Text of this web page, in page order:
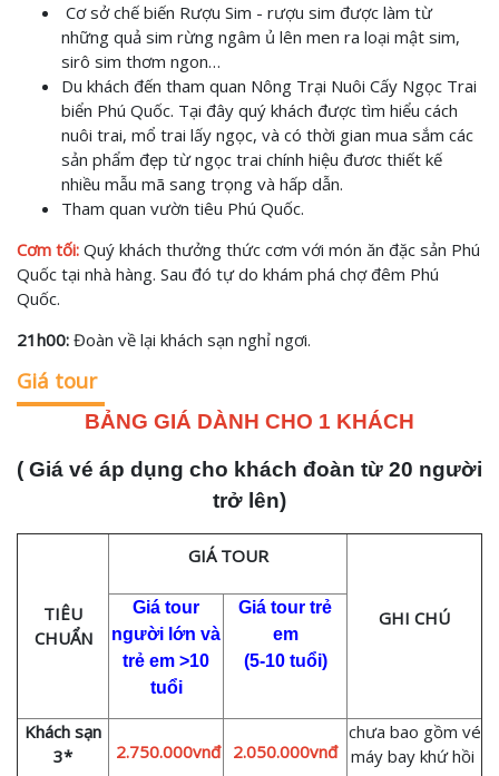
Cơ sở chế biến Rượu Sim - rượu sim được làm từ
những quả sim rừng ngâm ủ lên men ra loại mật sim,
sirô sim thơm ngon…
Du khách đến tham quan Nông Trại Nuôi Cấy Ngọc Trai
biển Phú Quốc. Tại đây quý khách được tìm hiểu cách
nuôi trai, mổ trai lấy ngọc, và có thời gian mua sắm các
sản phẩm đẹp từ ngọc trai chính hiệu đươc thiết kế
nhiều mẫu mã sang trọng và hấp dẫn.
Tham quan vườn tiêu Phú Quốc.
Cơm tối: Quý khách thưởng thức cơm với món ăn đặc sản Phú
Quốc tại nhà hàng. Sau đó tự do khám phá chợ đêm Phú
Quốc.
21h00: Đoàn về lại khách sạn nghỉ ngơi.
Giá tour
BẢNG GIÁ DÀNH CHO 1 KHÁCH
( Giá vé áp dụng cho khách đoàn từ 20 người
trở lên)
TIÊU
CHUẨN
GIÁ TOUR
GHI CHÚ
Giá tour
người lớn và
trẻ em >10
tuổi
Giá tour trẻ
em
(5-10 tuổi)
Khách sạn
3*
2.750.000vnđ 2.050.000vnđ
chưa bao gồm vé
máy bay khứ hồi